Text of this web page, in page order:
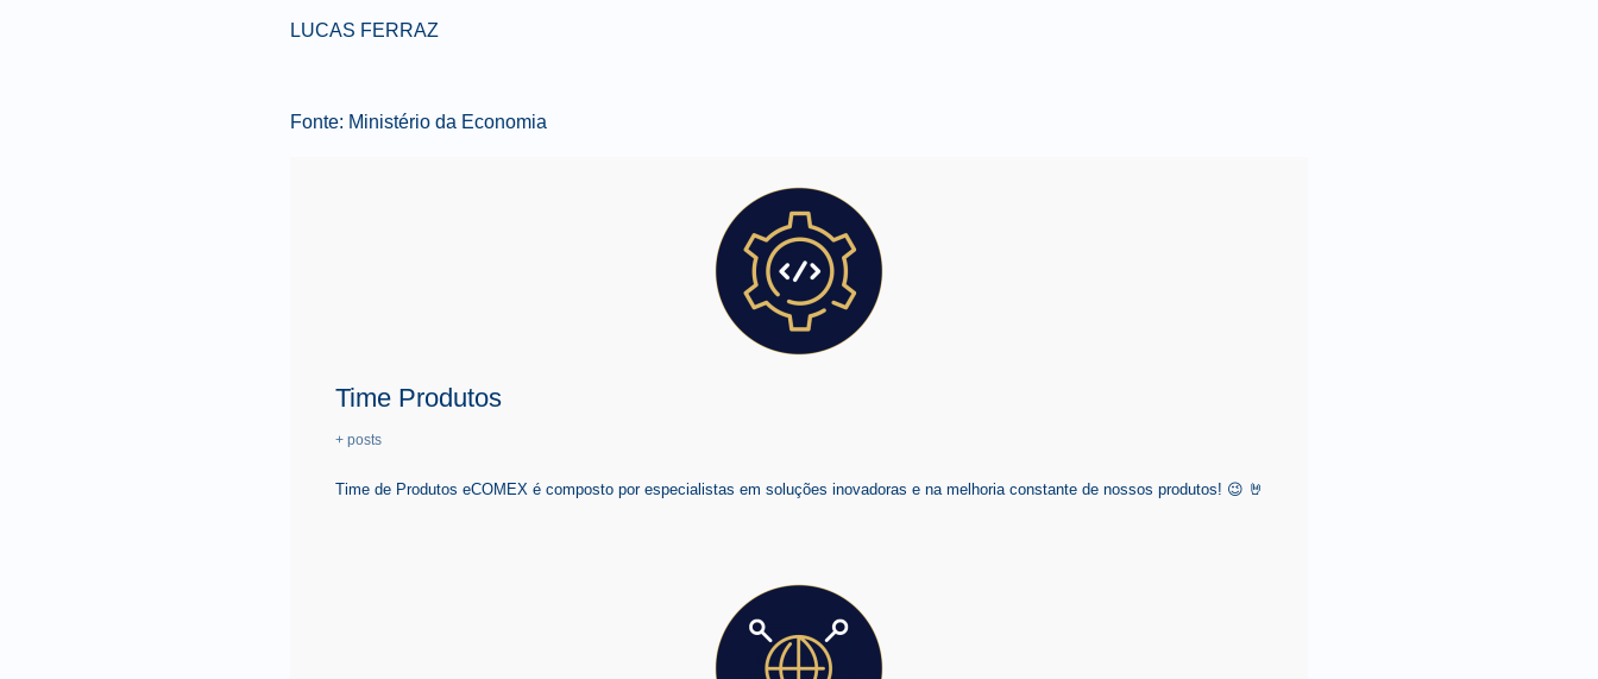
LUCAS FERRAZ
Fonte: Ministério da Economia
Time Produtos
+ posts
Time de Produtos eCOMEX é composto por especialistas em soluções inovadoras e na melhoria constante de nossos produtos! 😉 🤘